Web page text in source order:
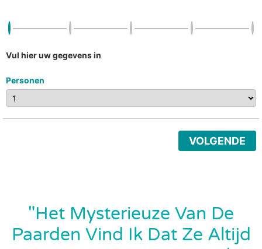
Vul hier uw gegevens in
Personen
VOLGENDE
"Het Mysterieuze Van De
Paarden Vind Ik Dat Ze Altijd